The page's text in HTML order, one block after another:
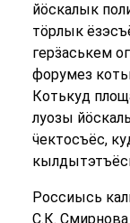
йӧскалык
тӧрлык
герӟаськем
форумез
Котькуд
луозы
ӵектосъёс,
Россиысь
С.К.